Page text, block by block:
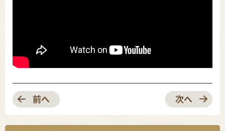
前へ 次へ